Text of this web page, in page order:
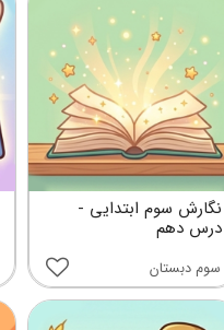
نگارش سوم ابتدایی -
درس دهم
سوم دبستان